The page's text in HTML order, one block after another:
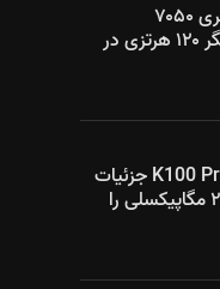
ویوو V80 لایت 5G با باتری ۷۰۵۰
میلی‌آمپرساعتی و نمایشگر ۱۲۰ هرتزی در
ردمی پیش از رونمایی K100 Pro جزئیات
باتری، شارژ و دوربین ۲۰۰ مگاپیکسلی را